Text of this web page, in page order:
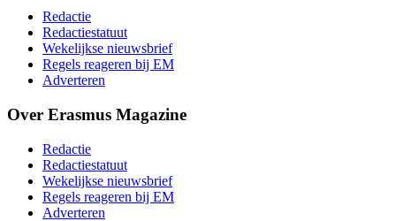
Redactie
Redactiestatuut
Wekelijkse nieuwsbrief
Regels reageren bij EM
Adverteren
Over Erasmus Magazine
Redactie
Redactiestatuut
Wekelijkse nieuwsbrief
Regels reageren bij EM
Adverteren